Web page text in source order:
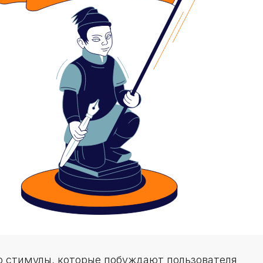
стимулы, которые побуждают пользователя